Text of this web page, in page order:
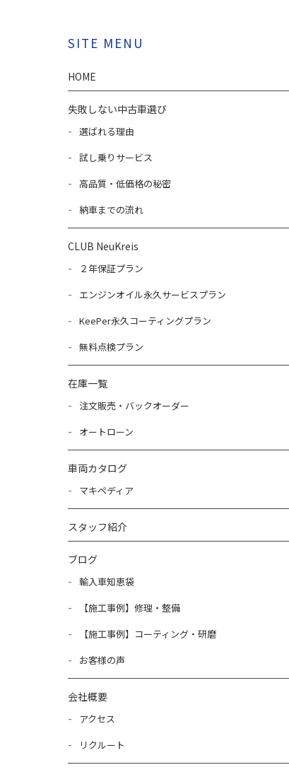
SITE MENU
HOME
失敗しない中古車選び
選ばれる理由
試し乗りサービス
高品質・低価格の秘密
納車までの流れ
CLUB NeuKreis
２年保証プラン
エンジンオイル永久サービスプラン
KeePer永久コーティングプラン
無料点検プラン
在庫一覧
注文販売・バックオーダー
オートローン
車両カタログ
マキペディア
スタッフ紹介
ブログ
輸入車知恵袋
【施工事例】修理・整備
【施工事例】コーティング・研磨
お客様の声
会社概要
アクセス
リクルート